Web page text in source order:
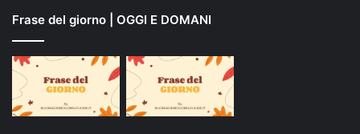
Frase del giorno | OGGI E DOMANI